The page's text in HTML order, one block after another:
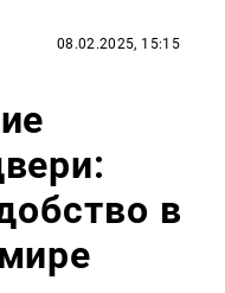
08.02.2025, 15:15
в